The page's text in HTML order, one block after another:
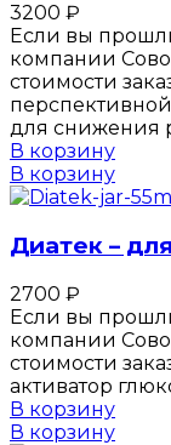
3200 ₽
Если вы
компании
стоимости
для снижения
В корзину
В корзину
Диатек –
2700 ₽
Если вы
компании
стоимости
активатор
В корзину
В корзину